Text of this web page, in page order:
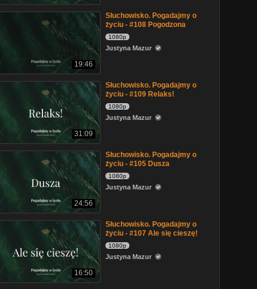
19:46
Słuchowisko. Pogadajmy o
życiu - #108 Pogodzona
1080p
Justyna Mazur
31:09
Słuchowisko. Pogadajmy o
życiu - #109 Relaks!
1080p
Justyna Mazur
24:56
Słuchowisko. Pogadajmy o
życiu - #105 Dusza
1080p
Justyna Mazur
16:50
Słuchowisko. Pogadajmy o
życiu - #107 Ale się cieszę!
1080p
Justyna Mazur